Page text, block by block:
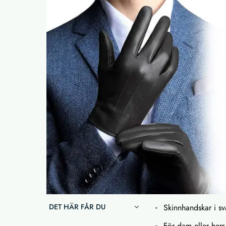
DET HÄR FÅR DU
Skinnhandskar i